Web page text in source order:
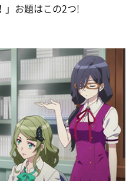
」お題はこの2つ!